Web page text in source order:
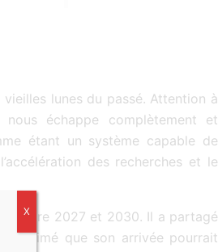
lunes du passé. Attention à
échappe complètement et
étant un système capable de
des recherches et le
entre 2027 et 2030. Il a partagé
estimé que son arrivée pourrait
X